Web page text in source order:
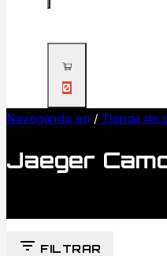
0
Navegando en / Tienda de
Jaeger
FILTRAR